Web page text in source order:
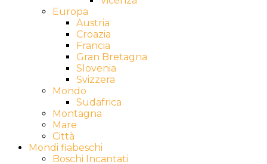
Europa
Austria
Croazia
Francia
Gran Bretagna
Slovenia
Svizzera
Mondo
Sudafrica
Montagna
Mare
Città
Mondi fiabeschi
Boschi Incantati